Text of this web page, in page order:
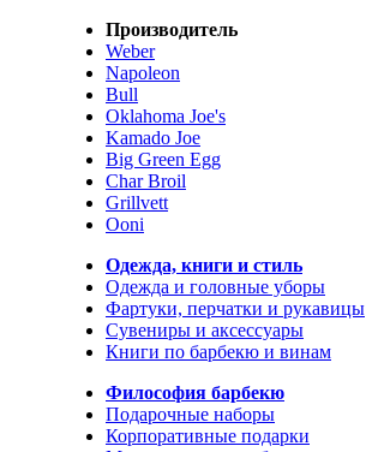
Производитель
Weber
Napoleon
Bull
Oklahoma Joe's
Kamado Joe
Big Green Egg
Char Broil
Grillvett
Ooni
Одежда, книги и стиль
Одежда и головные уборы
Фартуки, перчатки и рукавицы
Сувениры и аксессуары
Книги по барбекю и винам
Философия барбекю
Подарочные наборы
Корпоративные подарки